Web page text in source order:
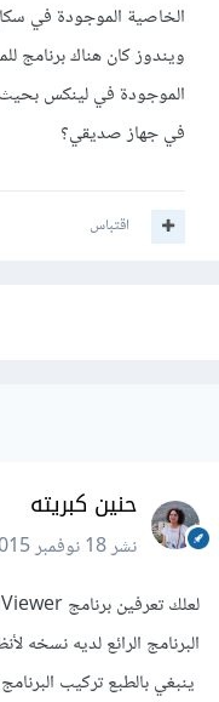
الخاصية الموجودة في
ويندوز كان هناك برنامج
الموجودة في لينكس بحيث
في جهاز صديقي؟
اقتباس
حنين كبريته
نشر18 نوفمبر 2015
البرنامج الرائع لديه نسخه
ينبغي بالطبع تركيب